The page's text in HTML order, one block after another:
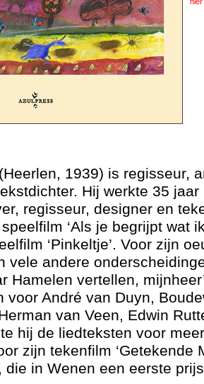
1939) is regisseur,
Hij werkte 35 jaar
regisseur, designer en
‘Als je begrijpt wat
‘Pinkeltje’. Voor zijn
vele andere
Hamelen vertellen, mijnheer’,
voor André van Duyn,
van Veen, Edwin
hij de liedteksten voor
zijn tekenfilm ‘Getekende
die in Wenen een eerste